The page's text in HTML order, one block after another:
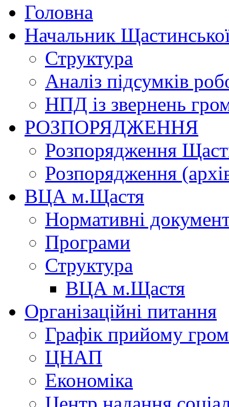
Головна
Начальник
Структура
Аналіз підсумків
НПД із звернень
РОЗПОРЯДЖЕННЯ
Розпорядження
Розпорядження
ВЦА м.Щастя
Нормативні
Програми
Структура
ВЦА м.Щастя
Організаційні питання
Графік прийому
ЦНАП
Економіка